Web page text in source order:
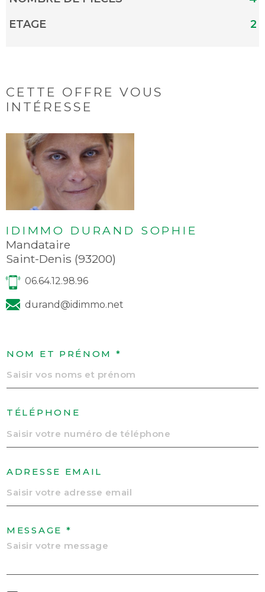
ETAGE
2
CETTE OFFRE VOUS
INTÉRESSE
IDIMMO DURAND SOPHIE
Mandataire
Saint-Denis (93200)
06.64.12.98.96
durand@idimmo.net
NOM ET PRÉNOM *
TÉLÉPHONE
ADRESSE EMAIL
MESSAGE *